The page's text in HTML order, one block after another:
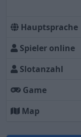
Hauptsprache
Spieler online
Slotanzahl
Game
Map